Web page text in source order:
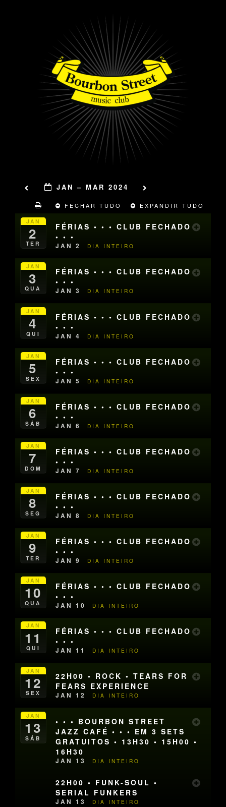
JAN – MAR 2024
FECHAR TUDO EXPANDIR TUDO
JAN
2
TER
FÉRIAS • • • CLUB FECHADO
• • •
JAN 2 DIA INTEIRO
JAN
3
QUA
FÉRIAS • • • CLUB FECHADO
• • •
JAN 3 DIA INTEIRO
JAN
4
QUI
FÉRIAS • • • CLUB FECHADO
• • •
JAN 4 DIA INTEIRO
JAN
5
SEX
FÉRIAS • • • CLUB FECHADO
• • •
JAN 5 DIA INTEIRO
JAN
6
SÁB
FÉRIAS • • • CLUB FECHADO
• • •
JAN 6 DIA INTEIRO
JAN
7
DOM
FÉRIAS • • • CLUB FECHADO
• • •
JAN 7 DIA INTEIRO
JAN
8
SEG
FÉRIAS • • • CLUB FECHADO
• • •
JAN 8 DIA INTEIRO
JAN
9
TER
FÉRIAS • • • CLUB FECHADO
• • •
JAN 9 DIA INTEIRO
JAN
10
QUA
FÉRIAS • • • CLUB FECHADO
• • •
JAN 10 DIA INTEIRO
JAN
11
QUI
FÉRIAS • • • CLUB FECHADO
• • •
JAN 11 DIA INTEIRO
JAN
12
SEX
22H00 • ROCK • TEARS FOR
FEARS EXPERIENCE
JAN 12 DIA INTEIRO
JAN
13
SÁB
• • • BOURBON STREET
JAZZ CAFÉ • • • EM 3 SETS
GRATUITOS • 13H30 • 15H00 •
16H30
JAN 13 DIA INTEIRO
22H00 • FUNK-SOUL •
SERIAL FUNKERS
JAN 13 DIA INTEIRO